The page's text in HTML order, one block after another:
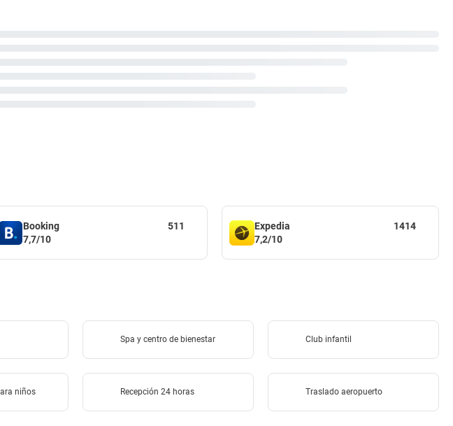
Booking
7,7/10
511
Expedia
7,2/10
1414
Spa y centro de bienestar Club infantil
niños Recepción 24 horas Traslado aeropuerto